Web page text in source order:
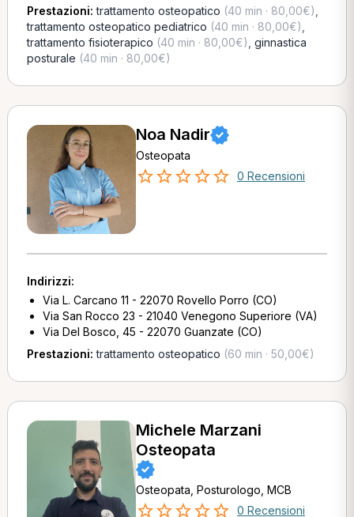
Prestazioni:trattamento osteopatico (40 min · 80,00€)
trattamento osteopatico pediatrico (40 min · 80,00€)
trattamento fisioterapico (40 min · 80,00€) ginnastica
posturale (40 min · 80,00€)
Noa Nadir
Osteopata
0 Recensioni
Indirizzi:
Via L. Carcano 11 - 22070 Rovello Porro (CO)
Via San Rocco 23 - 21040 Venegono Superiore (VA)
Via Del Bosco, 45 - 22070 Guanzate (CO)
Prestazioni:trattamento osteopatico (60 min · 50,00€)
Michele Marzani
Osteopata
Osteopata, Posturologo, MCB
0 Recensioni